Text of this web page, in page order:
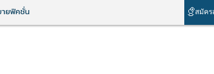
ยฟิคชั่น สมัคร